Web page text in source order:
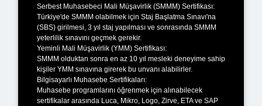
Serbest Muhasebeci Mali Müşavirlik (SMMM) Sertifikası:
Türkiye'de SMMM olabilmek için Staj Başlatma Sınavı'na
(SBS) girilmesi, 3 yıl staj yapılması ve sonrasında SMMM
yeterlilik sınavını geçmek gerekir.
Yeminli Mali Müşavirlik (YMM) Sertifikası:
SMMM olduktan sonra en az 10 yıl mesleki deneyime sahip
kişiler YMM sınavına girerek bu unvanı alabilirler.
Bilgisayarlı Muhasebe Sertifikaları:
Muhasebe programlarını öğrenmek için alınabilecek
sertifikalar arasında Luca, Mikro, Logo, Zirve, ETA ve SAP